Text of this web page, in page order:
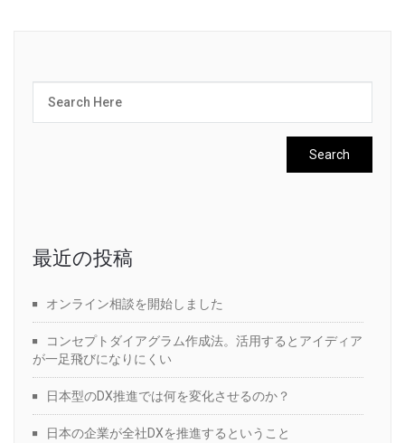
最近の投稿
オンライン相談を開始しました
コンセプトダイアグラム作成法。活用するとアイディア
が一足飛びになりにくい
日本型のDX推進では何を変化させるのか？
日本の企業が全社DXを推進するということ